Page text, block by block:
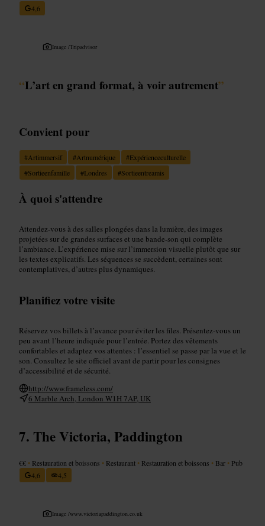
4,6
Image /Tripadvisor
“L’art en grand format, à voir autrement”
Convient pour
#Artimmersif #Artnumérique #Expérienceculturelle
#Sortieenfamille #Londres #Sortieentreamis
À quoi s'attendre
Attendez-vous à des salles plongées dans la lumière, des images
projetées sur de grandes surfaces et une bande-son qui complète
l’ambiance. L’expérience mise sur l’immersion visuelle plutôt que sur
les textes explicatifs. Les séquences se succèdent, certaines sont
contemplatives, d’autres plus dynamiques.
Planifiez votre visite
Réservez vos billets à l’avance pour éviter les files. Présentez-vous un
peu avant l’heure indiquée pour l’entrée. Portez des vêtements
confortables et adaptez vos attentes : l’essentiel se passe par la vue et le
son. Consultez le site officiel avant de partir pour les consignes
d’accessibilité et de sécurité.
http://www.frameless.com/
6 Marble Arch, London W1H 7AP, UK
The Victoria, Paddington
€€ • Restauration et boissons • Restaurant • Restauration et boissons • Bar • Pub
4,6
4,5
Image /www.victoriapaddington.co.uk